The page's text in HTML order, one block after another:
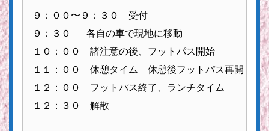
９：００〜９：３０　受付
９：３０　 各自の車で現地に移動
１０：００　諸注意の後、フットパス開始
１１：００　休憩タイム　休憩後フットパス再開
１２：００　フットパス終了、ランチタイム
１２：３０　解散